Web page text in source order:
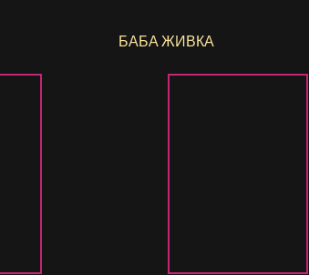
БАБА ЖИВКА